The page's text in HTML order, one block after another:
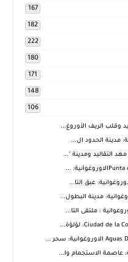
167
182
222
180
171
148
106
عبق التا...